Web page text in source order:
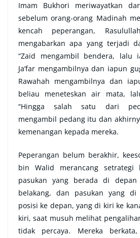
Imam Bukhori meriwayatkan
sebelum orang-orang Madinah
kencah peperangan,
mengabarkan apa yang terjadi
“Zaid mengambil bendera, lalu
Ja’far mengambilnya dan iapun
Rawahah mengambilnya dan
beliau meneteskan air mata,
“Hingga salah satu dari
mengambil pedang itu dan
kemenangan kepada mereka.
Peperangan belum berakhir,
bin Walid merancang setrategi
pasukan yang berada di
belakang, dan pasukan yang di
posisi ke depan, yang di kiri ke
kiri, saat musuh melihat
tidak percaya. Mereka berkata,